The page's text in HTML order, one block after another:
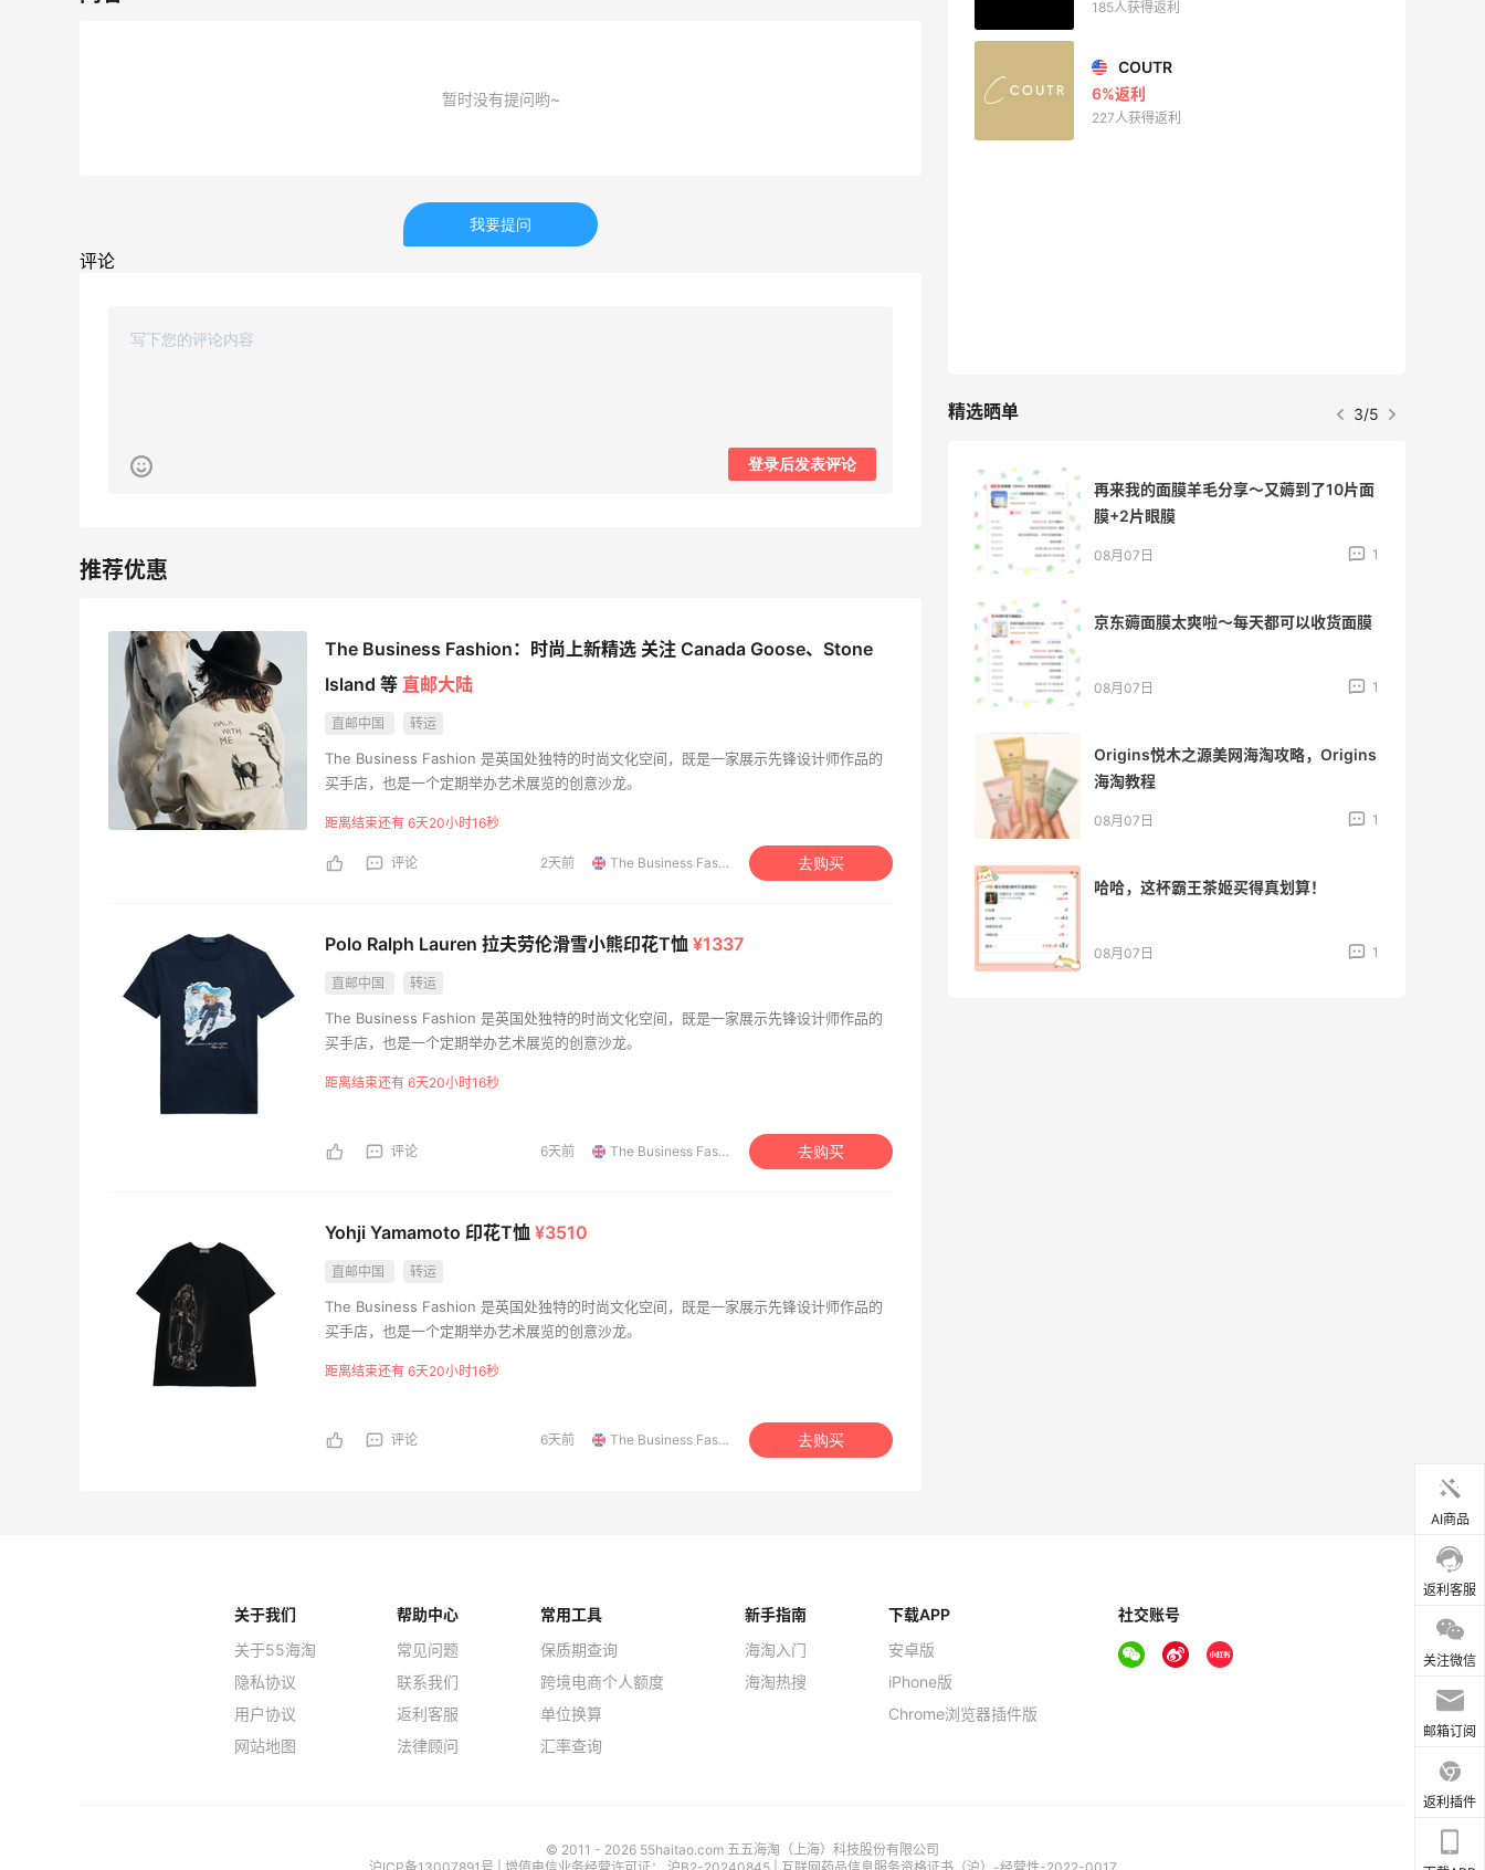
暂时没有提问哟~
我要提问
评论
登录后发表评论
The Business Fashion：时尚上新精选 关注 Canada Goose、Stone
Island 等 直邮大陆
直邮中国 转运
The Business Fashion 是英国处独特的时尚文化空间，既是一家展示先锋设计师作品的
买手店，也是一个定期举办艺术展览的创意沙龙。
距离结束还有 6天20小时15秒
评论 2天前 The Business Fashion 去购买
Polo Ralph Lauren 拉夫劳伦滑雪小熊印花T恤 ¥1337
直邮中国 转运
The Business Fashion 是英国处独特的时尚文化空间，既是一家展示先锋设计师作品的
买手店，也是一个定期举办艺术展览的创意沙龙。
距离结束还有 6天20小时15秒
评论 6天前 The Business Fashion 去购买
Yohji Yamamoto 印花T恤 ¥3510
直邮中国 转运
The Business Fashion 是英国处独特的时尚文化空间，既是一家展示先锋设计师作品的
买手店，也是一个定期举办艺术展览的创意沙龙。
距离结束还有 6天20小时15秒
评论 6天前 The Business Fashion 去购买
510人获得返利
185人获得返利
COUTR
6%返利
227人获得返利
精选晒单 3/5
08月07日 1
为了这家烧烤，我必然还要再去新疆
08月07日 1
1
羊毛薅的实在有点多～积攒的最后一篇羊
除了面膜，我还薅到面霜、粉底液、润肤
08月07日
再来我的面膜羊毛分享～又薅到了10片面
膜+2片眼膜
08月07日 1
京东薅面膜太爽啦～每天都可以收货面膜
08月07日 1
Origins悦木之源美网海淘攻略，Origins
海淘教程
08月07日 1
哈哈，这杯霸王茶姬买得真划算！
08月07日 1
AI商品
返利客服
关注微信
邮箱订阅
返利插件
关于我们
关于55海淘
隐私协议
用户协议
网站地图
帮助中心
常见问题
联系我们
返利客服
法律顾问
常用工具
保质期查询
跨境电商个人额度
单位换算
汇率查询
新手指南
海淘入门
海淘热搜
下载APP
安卓版
iPhone版
Chrome浏览器插件版
社交账号
© 2011 - 2026 55haitao.com 五五海淘（上海）科技股份有限公司